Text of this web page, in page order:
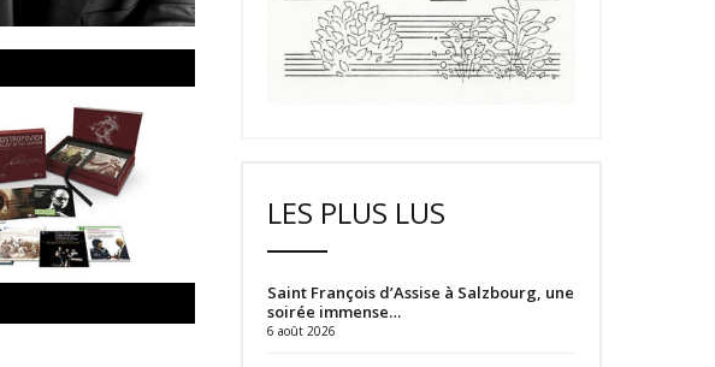
LES PLUS LUS
Saint François d’Assise à Salzbourg, une
soirée immense…
6 août 2026